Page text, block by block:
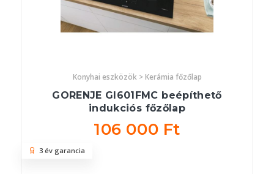
Konyhai eszközök > Kerámia főzőlap
GORENJE GI601FMC beépíthető
indukciós főzőlap
106 000 Ft
3 év garancia